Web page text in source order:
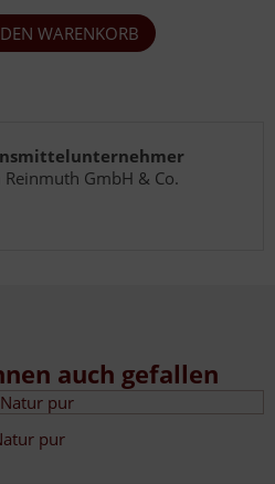
GmbH & Co.
auch gefallen
pur